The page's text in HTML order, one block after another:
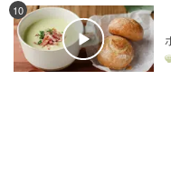
10